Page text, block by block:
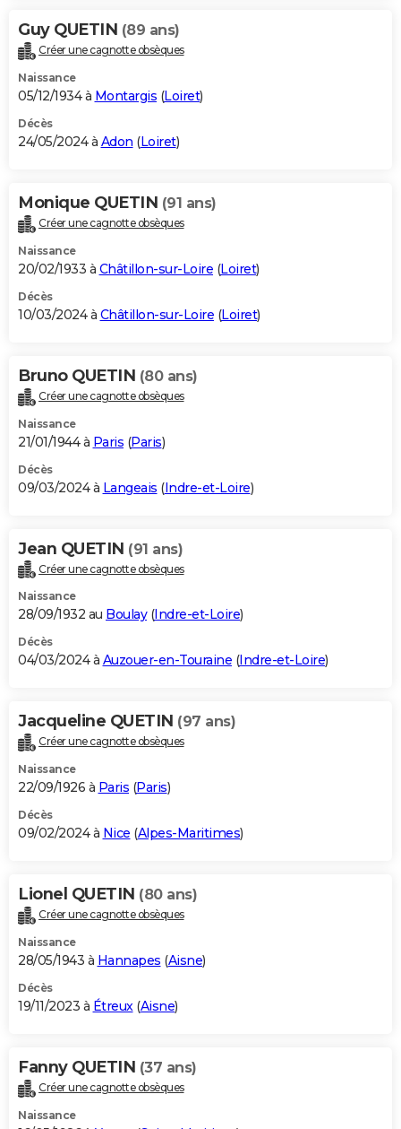
Guy QUETIN (89 ans)
Créer une cagnotte obsèques
Naissance
05/12/1934 à Montargis (Loiret)
Décès
24/05/2024 à Adon (Loiret)
Monique QUETIN (91 ans)
Créer une cagnotte obsèques
Naissance
20/02/1933 à Châtillon-sur-Loire (Loiret)
Décès
10/03/2024 à Châtillon-sur-Loire (Loiret)
Bruno QUETIN (80 ans)
Créer une cagnotte obsèques
Naissance
21/01/1944 à Paris (Paris)
Décès
09/03/2024 à Langeais (Indre-et-Loire)
Jean QUETIN (91 ans)
Créer une cagnotte obsèques
Naissance
28/09/1932 au Boulay(Indre-et-Loire)
Décès
04/03/2024 à Auzouer-en-Touraine (Indre-et-Loire)
Jacqueline QUETIN (97 ans)
Créer une cagnotte obsèques
Naissance
22/09/1926 à Paris (Paris)
Décès
09/02/2024 à Nice (Alpes-Maritimes)
Lionel QUETIN (80 ans)
Créer une cagnotte obsèques
Naissance
28/05/1943 à Hannapes (Aisne)
Décès
19/11/2023 à Étreux(Aisne)
Fanny QUETIN (37 ans)
Créer une cagnotte obsèques
Naissance